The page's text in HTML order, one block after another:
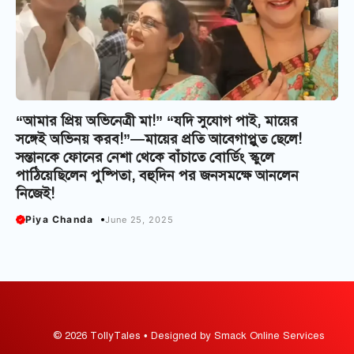
“আমার প্রিয় অভিনেত্রী মা!” “যদি সুযোগ পাই, মায়ের
সঙ্গেই অভিনয় করব!”—মায়ের প্রতি আবেগাপ্লুত ছেলে!
সন্তানকে ফোনের নেশা থেকে বাঁচাতে বোর্ডিং স্কুলে
পাঠিয়েছিলেন পুষ্পিতা, বহুদিন পর জনসমক্ষে আনলেন
নিজেই!
Piya Chanda June 25, 2025
© 2026 TollyTales • Designed by Smack Online Services